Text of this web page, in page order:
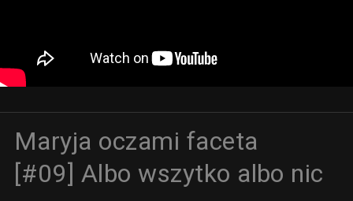
Maryja oczami faceta
[#09] Albo wszytko albo nic